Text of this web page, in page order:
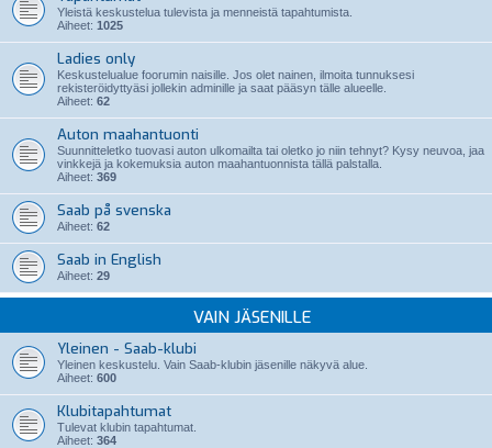
Yleistä keskustelua tulevista ja menneistä tapahtumista.
Aiheet: 1025
Ladies only
Keskustelualue foorumin naisille. Jos olet nainen, ilmoita tunnuksesi
rekisteröidyttyäsi jollekin adminille ja saat pääsyn tälle alueelle.
Aiheet: 62
Auton maahantuonti
Suunnitteletko tuovasi auton ulkomailta tai oletko jo niin tehnyt? Kysy neuvoa, jaa
vinkkejä ja kokemuksia auton maahantuonnista tällä palstalla.
Aiheet: 369
Saab på svenska
Aiheet: 62
Saab in English
Aiheet: 29
VAIN JÄSENILLE
Yleinen - Saab-klubi
Yleinen keskustelu. Vain Saab-klubin jäsenille näkyvä alue.
Aiheet: 600
Klubitapahtumat
Tulevat klubin tapahtumat.
Aiheet: 364